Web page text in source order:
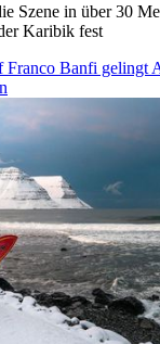
Szene in über 30
Karibik fest
Franco Banfi gelingt